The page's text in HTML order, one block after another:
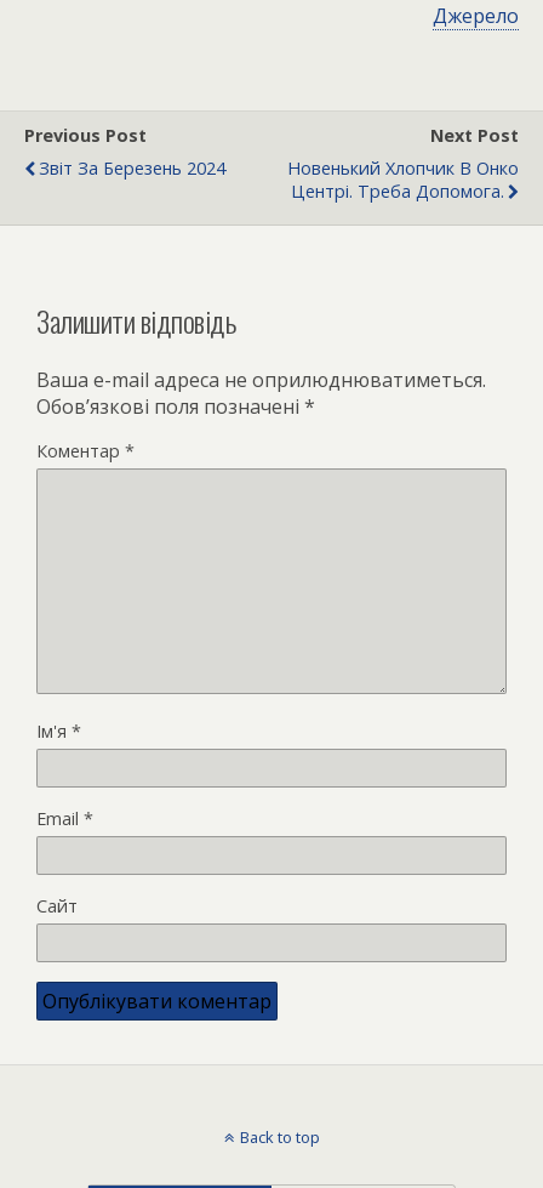
Джерело
Previous Post
Звіт За Березень 2024
Next Post
Новенький Хлопчик В Онко
Центрі. Треба Допомога.
Залишити відповідь
Ваша e-mail адреса не оприлюднюватиметься.
Обов’язкові поля позначені *
Коментар *
Ім'я *
Email *
Сайт
Back to top